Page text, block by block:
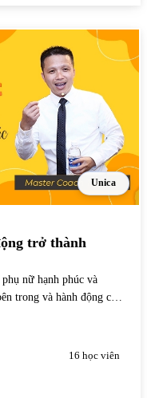
Unica
trở thành
nữ hạnh phúc và
trong và hành động của
hành vi và ham
16 học viên